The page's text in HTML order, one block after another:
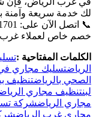
لك خدمة سريعة وآمنة
خصم خاص لعملاء غرب
الكلمات المفتاحية :
الرياضتسليك مجاري
الصحي بالرياضتنظيف
لبنتنظيف مجاري
مجاري الرياضشركة
مجاري غرب الرياض